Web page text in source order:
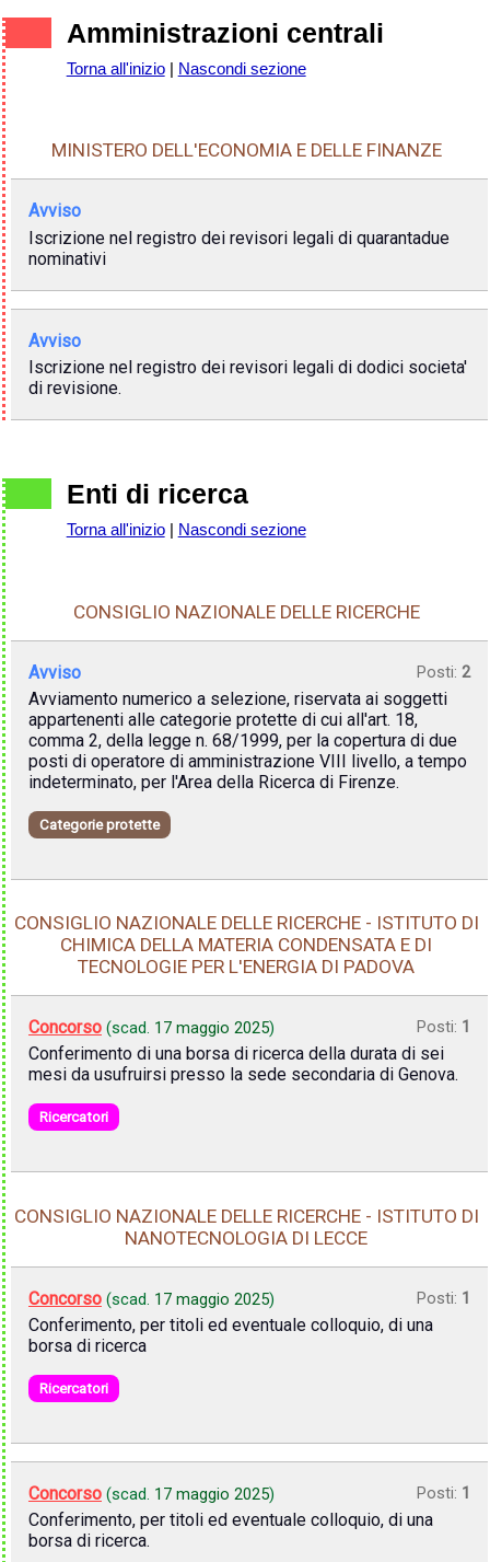
Amministrazioni centrali
Torna all'inizio| Nascondi sezione
MINISTERO DELL'ECONOMIA E DELLE FINANZE
Avviso
Iscrizione nel registro dei revisori legali di quarantadue
nominativi
Avviso
Iscrizione nel registro dei revisori legali di dodici societa'
di revisione.
Enti di ricerca
Torna all'inizio| Nascondi sezione
CONSIGLIO NAZIONALE DELLE RICERCHE
Avviso Posti: 2
Avviamento numerico a selezione, riservata ai soggetti
appartenenti alle categorie protette di cui all'art. 18,
comma 2, della legge n. 68/1999, per la copertura di due
posti di operatore di amministrazione VIII livello, a tempo
indeterminato, per l'Area della Ricerca di Firenze.
Categorie protette
CONSIGLIO NAZIONALE DELLE RICERCHE - ISTITUTO DI
CHIMICA DELLA MATERIA CONDENSATA E DI
TECNOLOGIE PER L'ENERGIA DI PADOVA
Concorso (scad. 17 maggio 2025) Posti: 1
Conferimento di una borsa di ricerca della durata di sei
mesi da usufruirsi presso la sede secondaria di Genova.
Ricercatori
CONSIGLIO NAZIONALE DELLE RICERCHE - ISTITUTO DI
NANOTECNOLOGIA DI LECCE
Concorso (scad. 17 maggio 2025) Posti: 1
Conferimento, per titoli ed eventuale colloquio, di una
borsa di ricerca
Ricercatori
Concorso (scad. 17 maggio 2025) Posti: 1
Conferimento, per titoli ed eventuale colloquio, di una
borsa di ricerca.